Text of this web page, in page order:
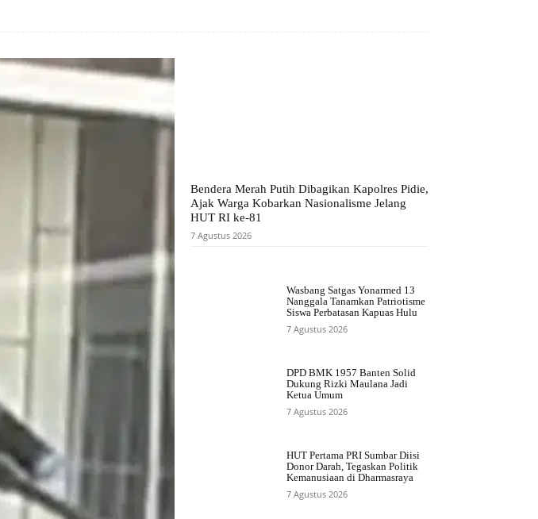
Bendera Merah Putih Dibagikan Kapolres Pidie,
Ajak Warga Kobarkan Nasionalisme Jelang
HUT RI ke-81
7 Agustus 2026
Wasbang Satgas Yonarmed 13
Nanggala Tanamkan Patriotisme
Siswa Perbatasan Kapuas Hulu
7 Agustus 2026
DPD BMK 1957 Banten Solid
Dukung Rizki Maulana Jadi
Ketua Umum
7 Agustus 2026
HUT Pertama PRI Sumbar Diisi
Donor Darah, Tegaskan Politik
Kemanusiaan di Dharmasraya
7 Agustus 2026